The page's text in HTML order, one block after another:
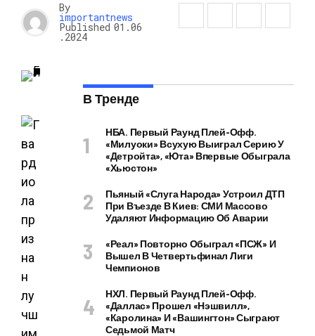
By
importantnews
Published 01.06
.2024
В Тренде
НБА. Первый Раунд Плей-Офф.
«Милуоки» Всухую Выиграл Серию У
«Детройта», «Юта» Впервые Обыграла
«Хьюстон»
Пьяный «слуга Народа» Устроил ДТП
При Въезде В Киев: СМИ Массово
Удаляют Информацию Об Аварии
«Реал» Повторно Обыграл «ПСЖ» И
Вышел В Четвертьфинал Лиги
Чемпионов
НХЛ. Первый Раунд Плей-Офф.
«Даллас» Прошел «Нэшвилл»,
«Каролина» И «Вашингтон» Сыграют
Седьмой Матч